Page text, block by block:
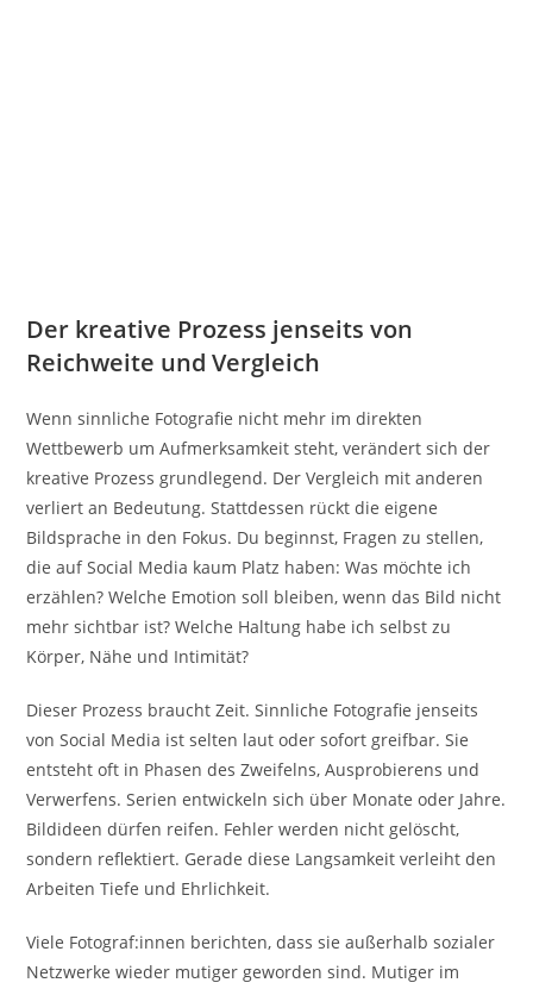
Der kreative Prozess jenseits von
Reichweite und Vergleich
Wenn sinnliche Fotografie nicht mehr im direkten
Wettbewerb um Aufmerksamkeit steht, verändert sich der
kreative Prozess grundlegend. Der Vergleich mit anderen
verliert an Bedeutung. Stattdessen rückt die eigene
Bildsprache in den Fokus. Du beginnst, Fragen zu stellen,
die auf Social Media kaum Platz haben: Was möchte ich
erzählen? Welche Emotion soll bleiben, wenn das Bild nicht
mehr sichtbar ist? Welche Haltung habe ich selbst zu
Körper, Nähe und Intimität?
Dieser Prozess braucht Zeit. Sinnliche Fotografie jenseits
von Social Media ist selten laut oder sofort greifbar. Sie
entsteht oft in Phasen des Zweifelns, Ausprobierens und
Verwerfens. Serien entwickeln sich über Monate oder Jahre.
Bildideen dürfen reifen. Fehler werden nicht gelöscht,
sondern reflektiert. Gerade diese Langsamkeit verleiht den
Arbeiten Tiefe und Ehrlichkeit.
Viele Fotograf:innen berichten, dass sie außerhalb sozialer
Netzwerke wieder mutiger geworden sind. Mutiger im